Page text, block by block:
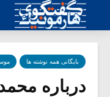
بایگانی همه نوشته ها
درباره